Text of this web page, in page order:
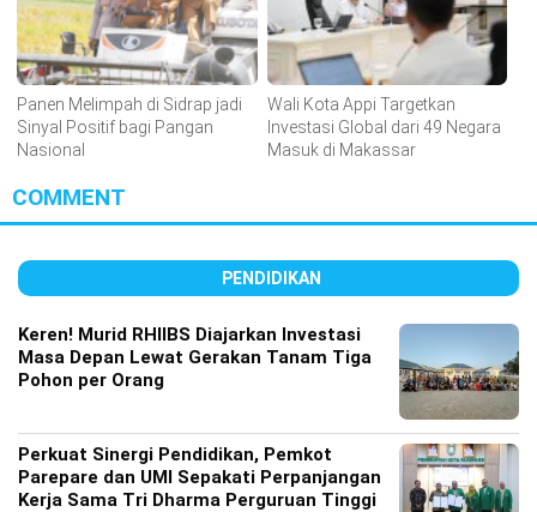
Panen Melimpah di Sidrap jadi
Sinyal Positif bagi Pangan
Nasional
Wali Kota Appi Targetkan
Investasi Global dari 49 Negara
Masuk di Makassar
COMMENT
PENDIDIKAN
Keren! Murid RHIIBS Diajarkan Investasi
Masa Depan Lewat Gerakan Tanam Tiga
Pohon per Orang
Perkuat Sinergi Pendidikan, Pemkot
Parepare dan UMI Sepakati Perpanjangan
Kerja Sama Tri Dharma Perguruan Tinggi